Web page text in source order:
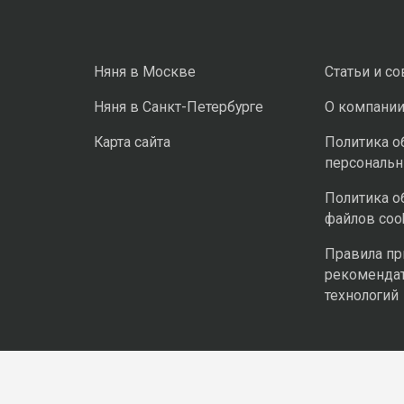
Няня в Москве
Няня в Санкт-Петербурге
Карта сайта
Статьи и
О компании
Политика
Политика
файлов
Правила
технологий